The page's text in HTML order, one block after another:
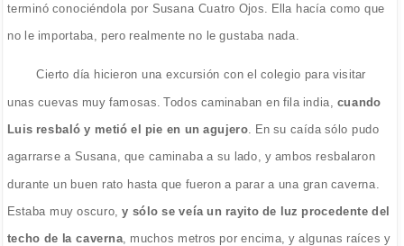
terminó conociéndola por Susana Cuatro Ojos. Ella hacía como que
no le importaba, pero realmente no le gustaba nada.
Cierto día hicieron una excursión con el colegio para visitar
unas cuevas muy famosas. Todos caminaban en fila india, cuando
Luis resbaló y metió el pie en un agujero. En su caída sólo pudo
agarrarse a Susana, que caminaba a su lado, y ambos resbalaron
durante un buen rato hasta que fueron a parar a una gran caverna.
Estaba muy oscuro, y sólo se veía un rayito de luz procedente del
techo de la caverna , muchos metros por encima, y algunas raíces y